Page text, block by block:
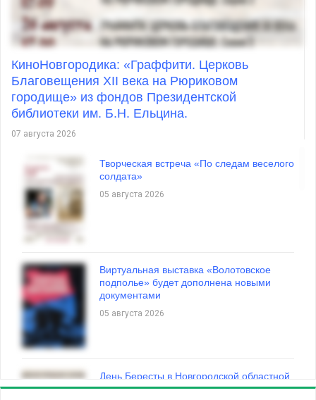
В Званке прошли XXXII Державинские
чтения
18 июля 2026
Президентская библиотека в ЕДИНЫЙ
КиноНовгородика: «Граффити. Церковь
Благовещения XII века на Рюриковом
городище» из фондов Президентской
библиотеки им. Б.Н. Ельцина.
07 августа 2026
Творческая встреча «По следам веселого
солдата»
05 августа 2026
Виртуальная выставка «Волотовское
подполье» будет дополнена новыми
документами
05 августа 2026
День Бересты в Новгородской областной
библиотеке